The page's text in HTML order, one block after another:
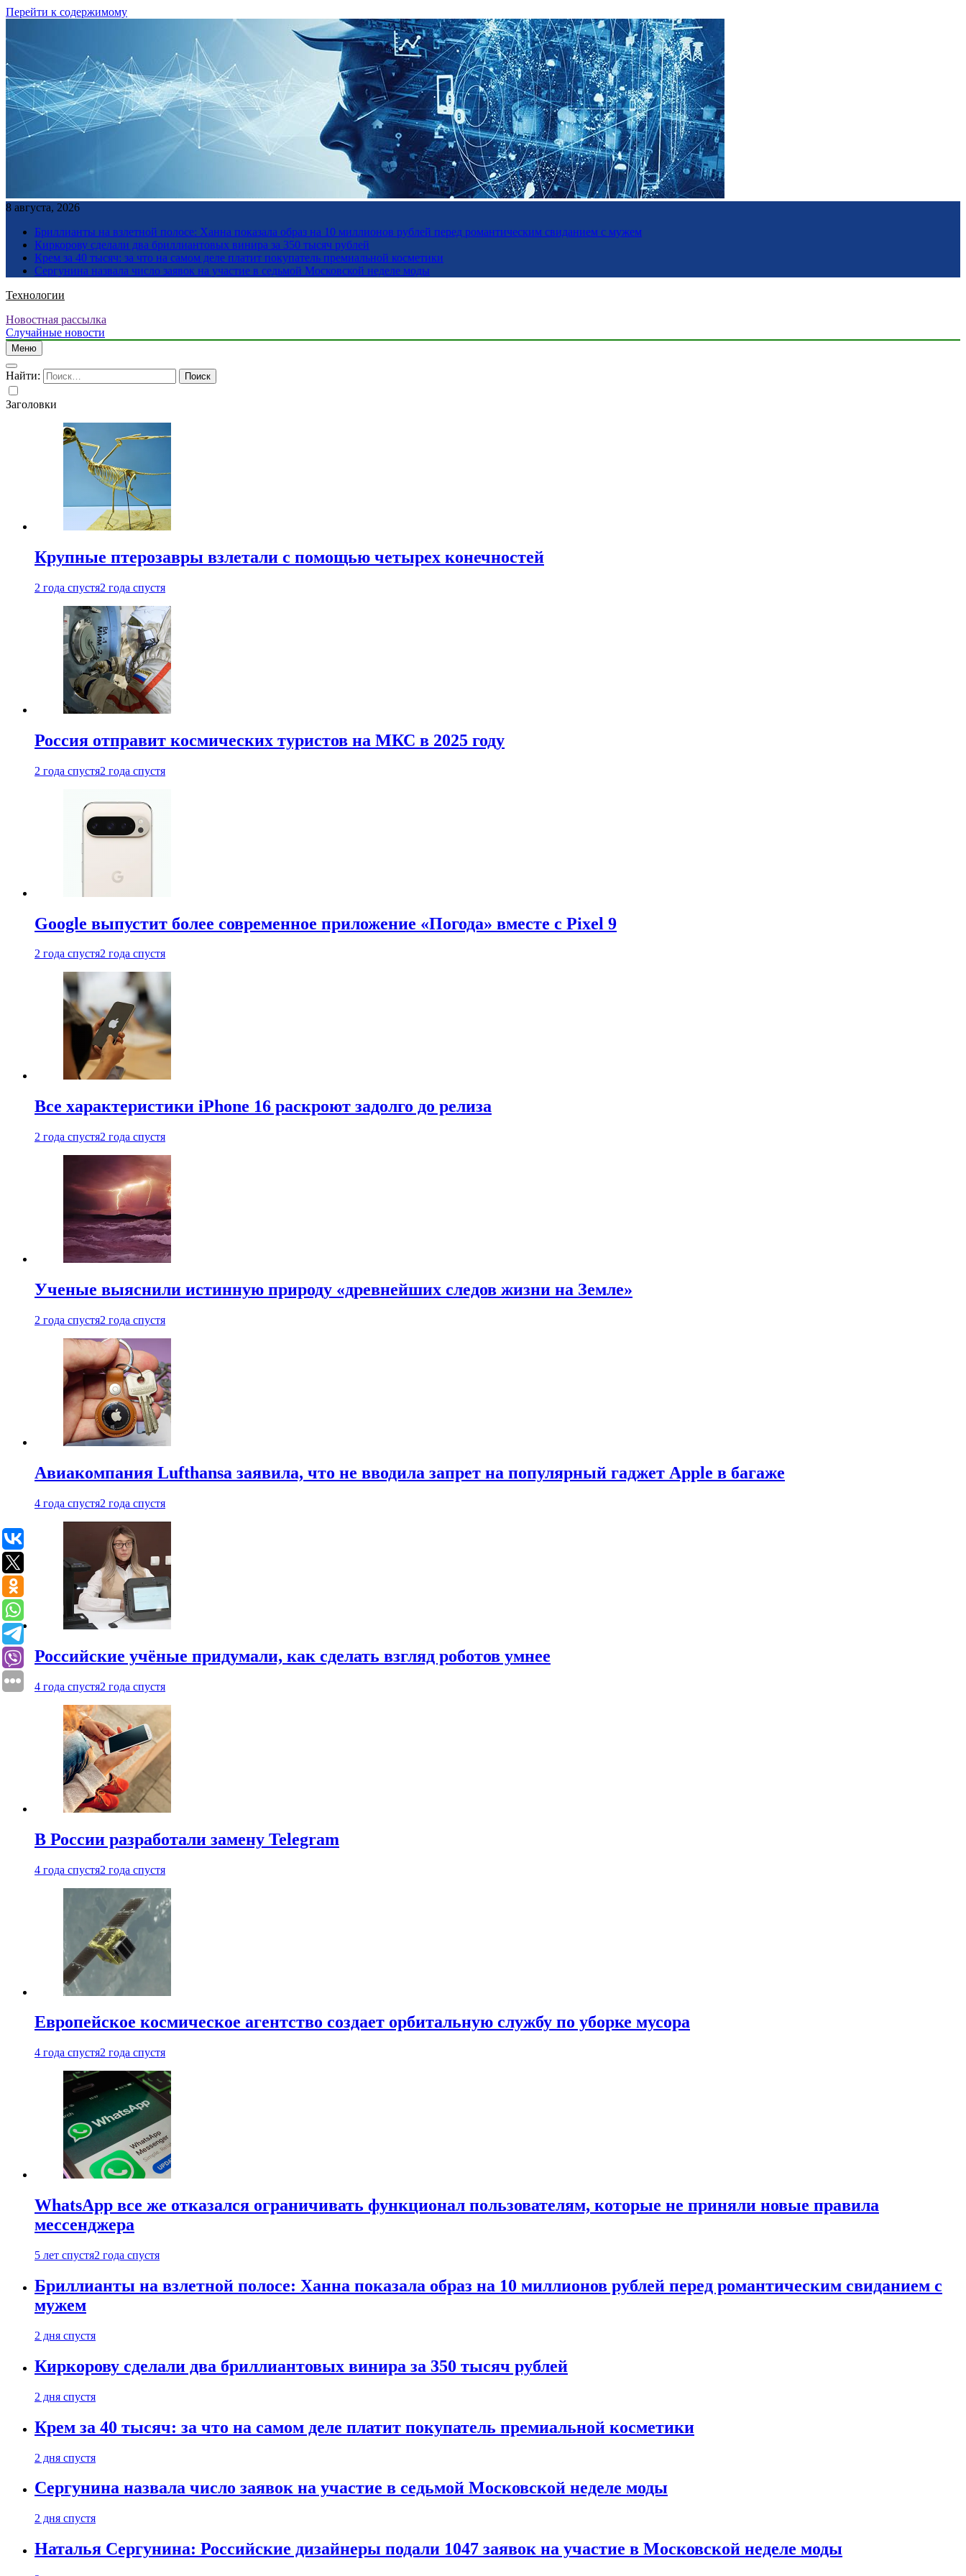
Перейти к содержимому
8 августа, 2026
Бриллианты на взлетной полосе: Ханна показала образ на 10 миллионов рублей перед романтическим свиданием с мужем
Киркорову сделали два бриллиантовых винира за 350 тысяч рублей
Крем за 40 тысяч: за что на самом деле платит покупатель премиальной косметики
Сергунина назвала число заявок на участие в седьмой Московской неделе моды
Технологии
Новостная рассылка
Случайные новости
Меню
Найти:
Заголовки
Крупные птерозавры взлетали с помощью четырех конечностей
2 года спустя2 года спустя
Россия отправит космических туристов на МКС в 2025 году
2 года спустя2 года спустя
Google выпустит более современное приложение «Погода» вместе с Pixel 9
2 года спустя2 года спустя
Все характеристики iPhone 16 раскроют задолго до релиза
2 года спустя2 года спустя
Ученые выяснили истинную природу «древнейших следов жизни на Земле»
2 года спустя2 года спустя
Авиакомпания Lufthansa заявила, что не вводила запрет на популярный гаджет Apple в багаже
4 года спустя2 года спустя
Российские учёные придумали, как сделать взгляд роботов умнее
4 года спустя2 года спустя
В России разработали замену Telegram
4 года спустя2 года спустя
Европейское космическое агентство создает орбитальную службу по уборке мусора
4 года спустя2 года спустя
WhatsApp все же отказался ограничивать функционал пользователям, которые не приняли новые правила
мессенджера
5 лет спустя2 года спустя
Бриллианты на взлетной полосе: Ханна показала образ на 10 миллионов рублей перед романтическим свиданием с
мужем
2 дня спустя
Киркорову сделали два бриллиантовых винира за 350 тысяч рублей
2 дня спустя
Крем за 40 тысяч: за что на самом деле платит покупатель премиальной косметики
2 дня спустя
Сергунина назвала число заявок на участие в седьмой Московской неделе моды
2 дня спустя
Наталья Сергунина: Российские дизайнеры подали 1047 заявок на участие в Московской неделе моды